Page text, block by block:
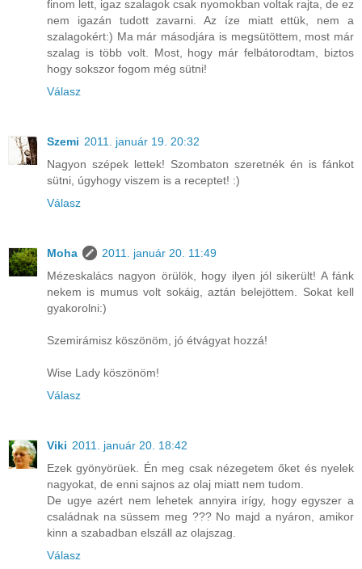
finom lett, igaz szalagok csak nyomokban voltak rajta, de ez
nem igazán tudott zavarni. Az íze miatt ettük, nem a
szalagokért:) Ma már másodjára is megsütöttem, most már
szalag is több volt. Most, hogy már felbátorodtam, biztos
hogy sokszor fogom még sütni!
Válasz
Szemi 2011. január 19. 20:32
Nagyon szépek lettek! Szombaton szeretnék én is fánkot
sütni, úgyhogy viszem is a receptet! :)
Válasz
Moha
2011. január 20. 11:49
Mézeskalács nagyon örülök, hogy ilyen jól sikerült! A fánk
nekem is mumus volt sokáig, aztán belejöttem. Sokat kell
gyakorolni:)
Szemirámisz köszönöm, jó étvágyat hozzá!
Wise Lady köszönöm!
Válasz
Viki 2011. január 20. 18:42
Ezek gyönyörüek. Én meg csak nézegetem őket és nyelek
nagyokat, de enni sajnos az olaj miatt nem tudom.
De ugye azért nem lehetek annyira irígy, hogy egyszer a
családnak na süssem meg ??? No majd a nyáron, amikor
kinn a szabadban elszáll az olajszag.
Válasz